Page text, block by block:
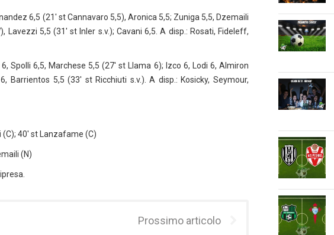
6,5 (21′ st Cannavaro 5,5), Aronica 5,5; Zuniga 5,5, Dzemaili
Lavezzi 5,5 (31′ st Inler s.v.); Cavani 6,5. A disp.: Rosati, Fideleff,
Spolli 6,5, Marchese 5,5 (27′ st Llama 6); Izco 6, Lodi 6, Almiron
Barrientos 5,5 (33′ st Ricchiuti s.v.). A disp.: Kosicky, Seymour,
(C); 40′ st Lanzafame (C)
(N)
Prossimo articolo